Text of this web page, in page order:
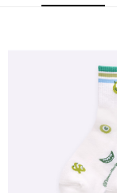
每筆NT$80，滿
每筆NT$80，滿
每筆NT$80，滿